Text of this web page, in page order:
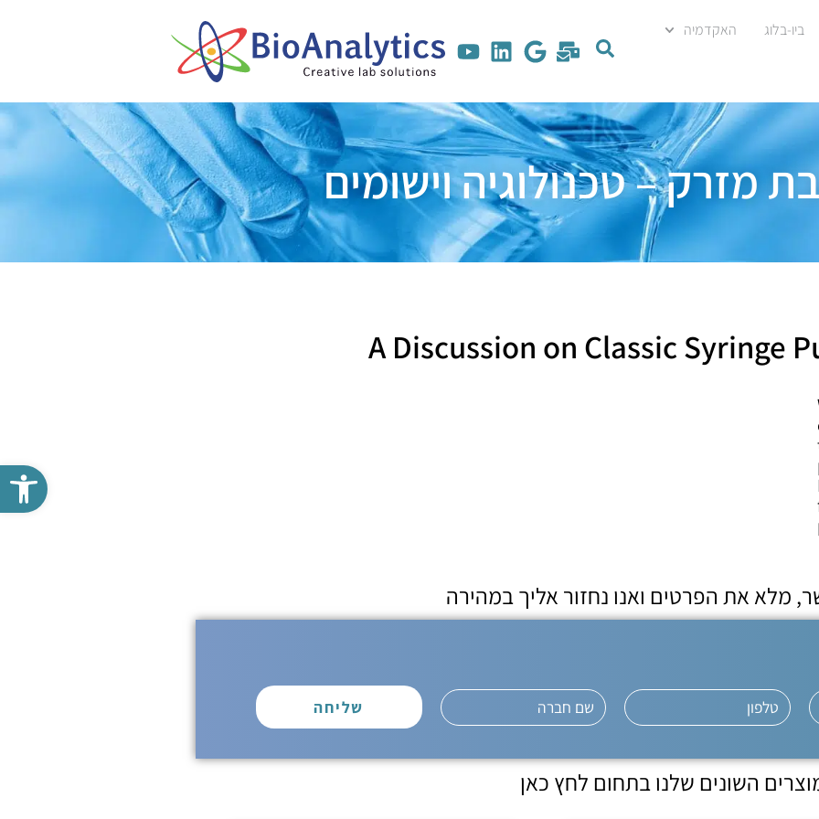
ביו-בלוג האקדמיה
מזרק – טכנולוגיה וישומים
A Discussion on Classic Sy​ringe
מלא את הפרטים ואנו נחזור אליך במהירה
שליחה
השונים שלנו בתחום לחץ כאן
פתח סרגל נגישות